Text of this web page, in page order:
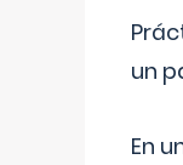
un
En